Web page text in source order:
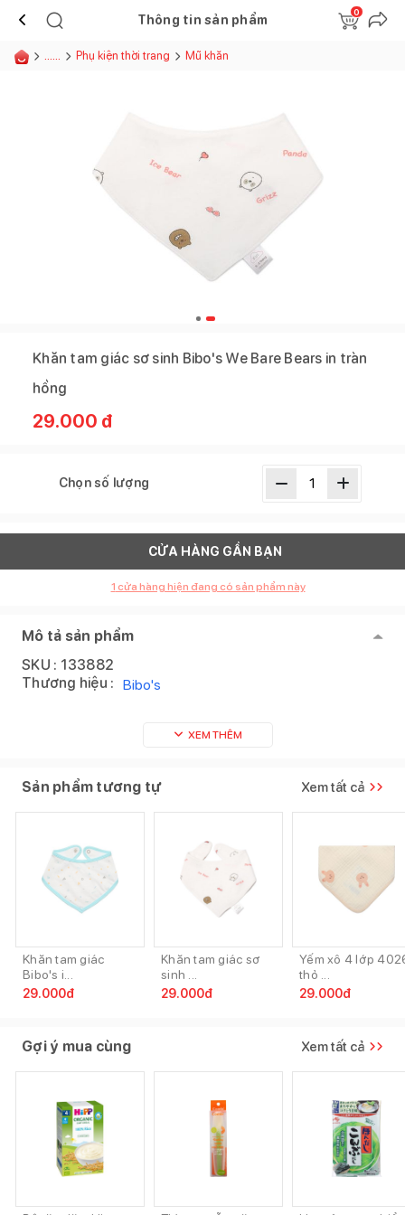
Thông tin sản phẩm
0
...... Phụ kiện thời trang Mũ khăn
Khăn tam giác sơ sinh Bibo's We Bare Bears in tràn
hồng
29.000 đ
Chọn số lượng
CỬA HÀNG GẦN BẠN
1 cửa hàng hiện đang có sản phẩm này
Mô tả sản phẩm
SKU : 133882
Thương hiệu : Bibo's
XEM THÊM
Sản phẩm tương tự Xem tất cả
Khăn tam giác
Bibo's i...
29.000đ
Khăn tam giác sơ
sinh ...
29.000đ
Yếm xô 4 lớp
thỏ ...
29.000đ
Gợi ý mua cùng Xem tất cả